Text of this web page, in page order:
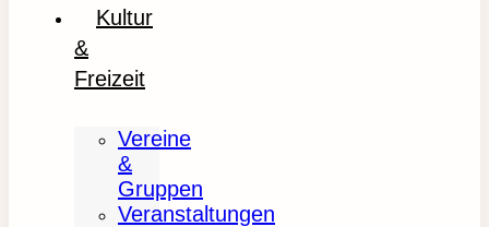
Kultur
&
Freizeit
Vereine
&
Gruppen
Veranstaltungen